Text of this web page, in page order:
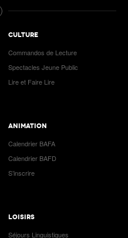
CULTURE
Commandos de Lecture
Spectacles Jeune Public
Lire et Faire Lire
ANIMATION
Calendrier BAFA
Calendrier BAFD
S’inscrire
LOISIRS
Séjours Linguistiques